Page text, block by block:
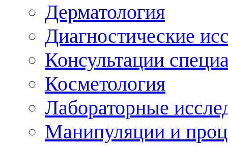
Дерматология
Диагностические
Консультации
Косметология
Лабораторные
Манипуляции и